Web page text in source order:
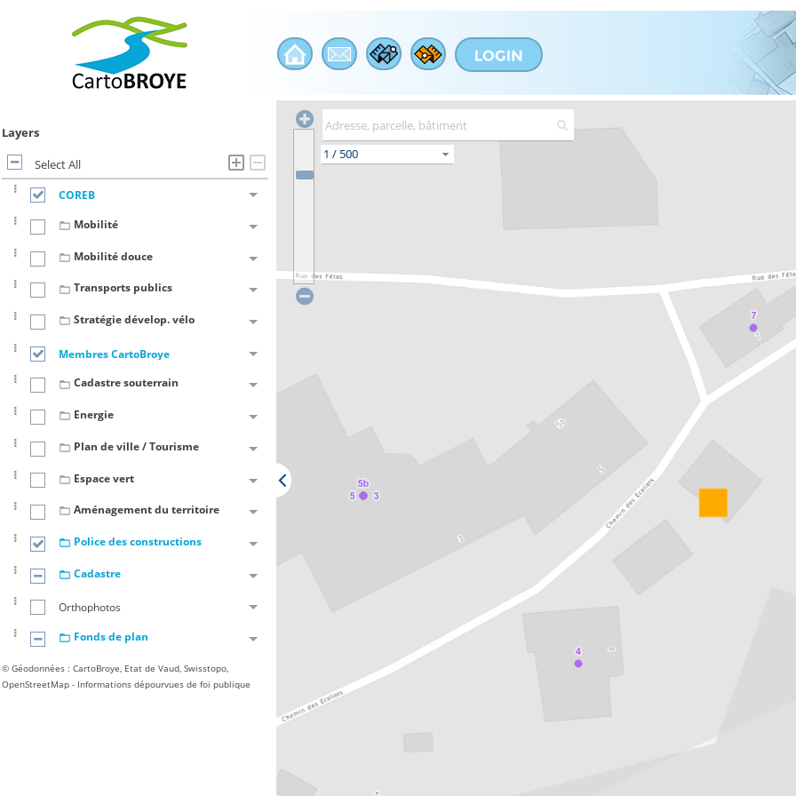
© Géodonnées : CartoBroye, Etat de Vaud, Swisstopo,
OpenStreetMap - Informations dépourvues de foi publique
Layers
Select All
COREB
Mobilité
Mobilité douce
Transports publics
Stratégie dévelop. vélo
Membres CartoBroye
Cadastre souterrain
Energie
Plan de ville / Tourisme
Espace vert
Aménagement du territoire
Police des constructions
Cadastre
Orthophotos
Fonds de plan